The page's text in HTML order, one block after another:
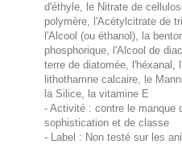
d'éthyle, le Nitrate de
polymère, l'Acétylcitrate de
l'Alcool (ou éthanol), la
phosphorique, l'Alcool de
terre de diatomée, l'héxanal,
lithothamne calcaire, le
la Silice, la vitamine E
- Activité : contre le manque
sophistication et de classe
- Label : Non testé sur les